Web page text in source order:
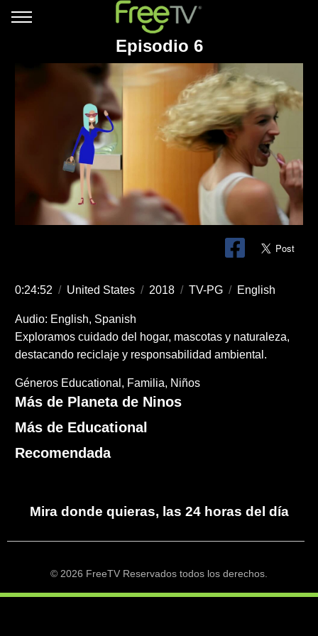
Episodio 6
0:24:52 / United States / 2018 / TV-PG / English
Audio: English, Spanish
Exploramos cuidado del hogar, mascotas y naturaleza,
destacando reciclaje y responsabilidad ambiental.
Géneros Educational Familia Niños
Más de Planeta de Ninos
Más de Educational
Recomendada
Mira donde quieras, las 24 horas del día
© 2026 FreeTV Reservados todos los derechos.